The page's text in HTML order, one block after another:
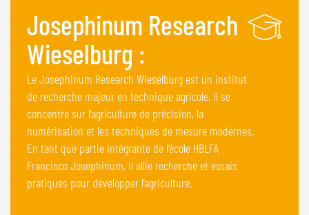
Josephinum Research
Wieselburg :
Le Josephinum Research Wieselburg est un institut
de recherche majeur en technique agricole. Il se
concentre sur l’agriculture de précision, la
numérisation et les techniques de mesure modernes.
En tant que partie intégrante de l’école HBLFA
Francisco Josephinum, il allie recherche et essais
pratiques pour développer l’agriculture.